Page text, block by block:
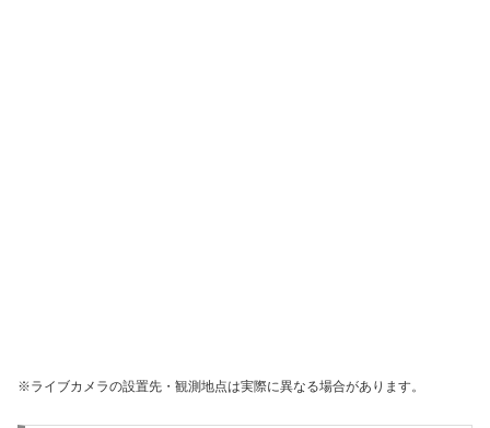
※ライブカメラの設置先・観測地点は実際に異なる場合があります。